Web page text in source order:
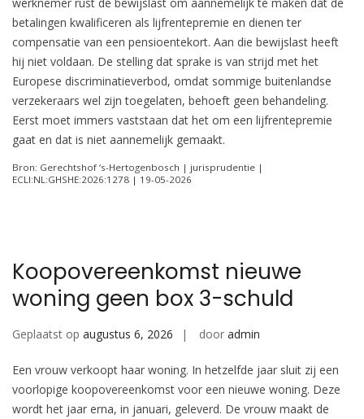
betalingen kwalificeren als lijfrentepremie en dienen ter
compensatie van een pensioentekort. Aan die bewijslast heeft
hij niet voldaan. De stelling dat sprake is van strijd met het
Europese discriminatieverbod, omdat sommige buitenlandse
verzekeraars wel zijn toegelaten, behoeft geen behandeling.
Eerst moet immers vaststaan dat het om een lijfrentepremie
gaat en dat is niet aannemelijk gemaakt.
Bron: Gerechtshof ‘s-Hertogenbosch | jurisprudentie |
ECLI:NL:GHSHE:2026:1278 | 19-05-2026
Koopovereenkomst nieuwe
woning geen box 3-schuld
Geplaatst op augustus 6, 2026 door admin
Een vrouw verkoopt haar woning. In hetzelfde jaar sluit zij een
voorlopige koopovereenkomst voor een nieuwe woning. Deze
wordt het jaar erna, in januari, geleverd. De vrouw maakt de